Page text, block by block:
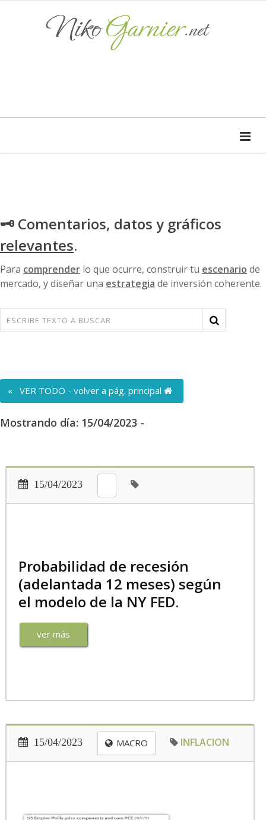
🗝 Comentarios, datos y gráficos
relevantes.
Para comprender lo que ocurre, construir tu escenario de
mercado, y diseñar una estrategia de inversión coherente.
« VER TODO - volver a pág. principal
Mostrando día: 15/04/2023 -
15/04/2023
Probabilidad de recesión
(adelantada 12 meses) según
el modelo de la NY FED.
ver más
15/04/2023 MACRO INFLACION